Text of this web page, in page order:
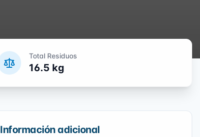
Total Residuos
16.5 kg
Información adicional